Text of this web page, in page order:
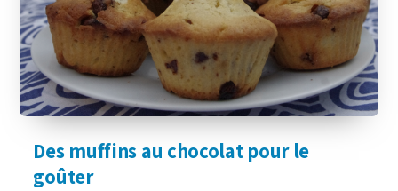
Des muffins au chocolat pour le
goûter